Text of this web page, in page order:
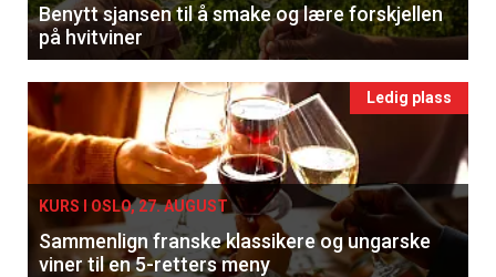
Benytt sjansen til å smake og lære forskjellen
på hvitviner
Ledig plass
KURS I OSLO, 27. AUGUST
Sammenlign franske klassikere og ungarske
viner til en 5-retters meny